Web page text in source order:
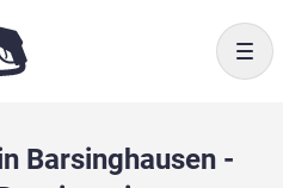
Barsinghausen -